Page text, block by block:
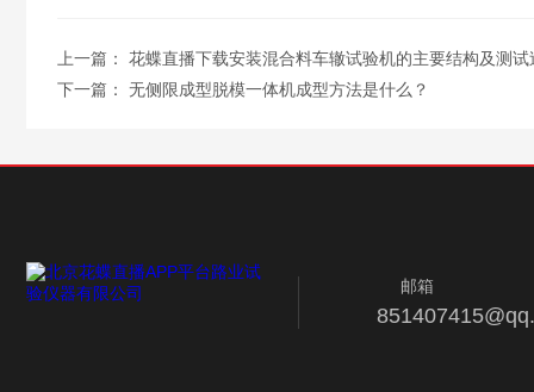
上一篇： 花蝶直播下载安装混合料车辙试验机的主要结构及测试
下一篇： 无侧限成型脱模一体机成型方法是什么？
邮箱